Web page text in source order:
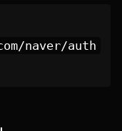
naver/auth